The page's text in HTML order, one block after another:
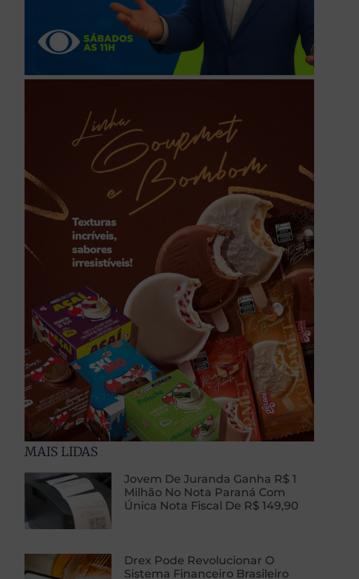
MAIS LIDAS
Jovem De Juranda Ganha R$ 1
Milhão No Nota Paraná Com
Única Nota Fiscal De R$ 149,90
Drex Pode Revolucionar O
Sistema Financeiro Brasileiro